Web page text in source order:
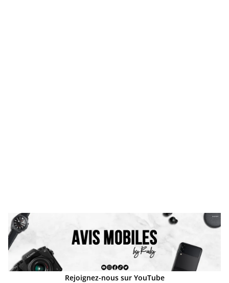
Rejoignez-nous sur YouTube